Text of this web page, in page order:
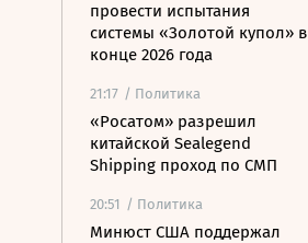
провести испытания
системы «Золотой купол» в
конце 2026 года
21:17 / Политика
«Росатом» разрешил
китайской Sealegend
Shipping проход по СМП
20:51 / Политика
Минюст США поддержал